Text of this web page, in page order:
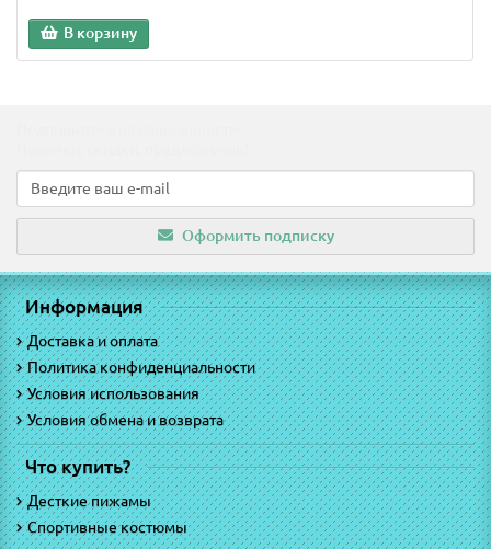
В корзину
Оформить подписку
Информация
Доставка и оплата
Политика конфиденциальности
Условия использования
Условия обмена и возврата
Что купить?
Десткие пижамы
Спортивные костюмы